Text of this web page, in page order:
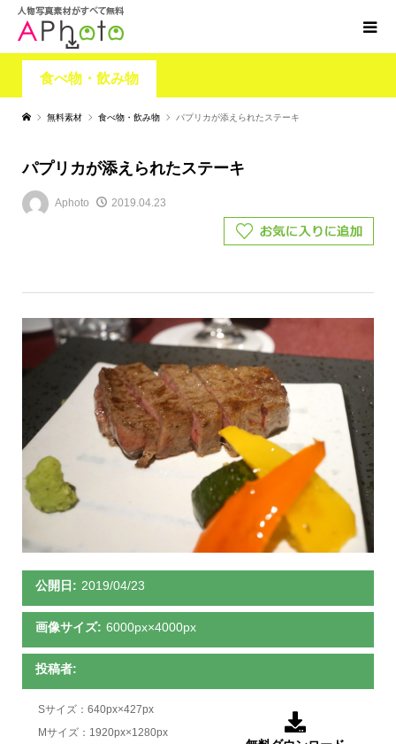
食べ物・飲み物
無料素材 食べ物・飲み物 パプリカが添えられたステーキ
パプリカが添えられたステーキ
Aphoto 2019.04.23
公開日: 2019/04/23
画像サイズ: 6000px×4000px
投稿者:
Sサイズ：640px×427px
Mサイズ：1920px×1280px
